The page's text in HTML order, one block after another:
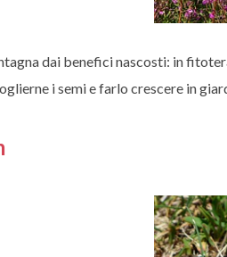
dai benefici nascosti: in
i semi e farlo crescere in